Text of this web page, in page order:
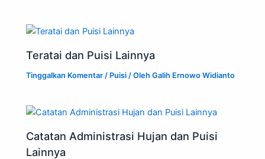
Teratai dan Puisi Lainnya
Tinggalkan Komentar / Puisi / OlehGalih Ernowo Widianto
Catatan Administrasi Hujan dan Puisi
Lainnya